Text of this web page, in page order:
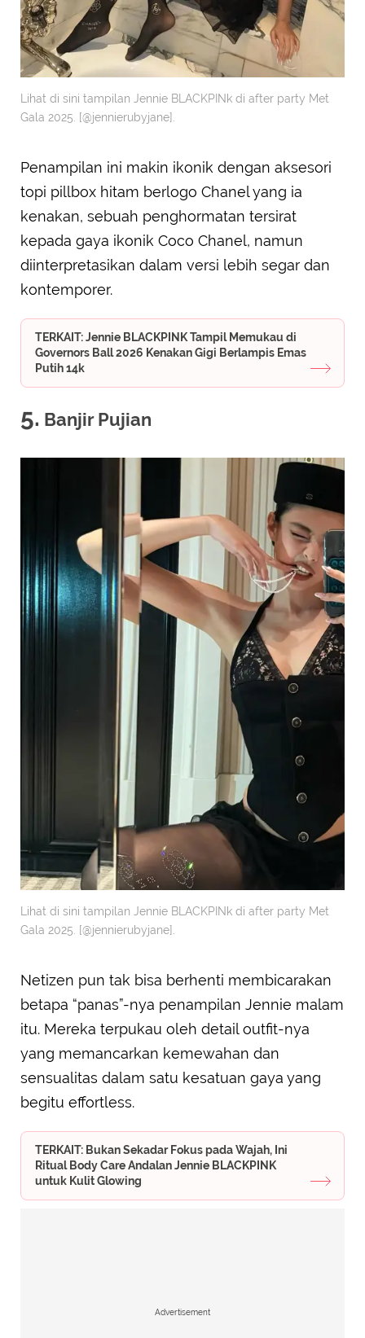
Lihat di sini tampilan Jennie BLACKPINk di after party Met
Gala 2025. [@jennierubyjane].
Penampilan ini makin ikonik dengan aksesori
topi pillbox hitam berlogo Chanel yang ia
kenakan, sebuah penghormatan tersirat
kepada gaya ikonik Coco Chanel, namun
diinterpretasikan dalam versi lebih segar dan
kontemporer.
TERKAIT: Jennie BLACKPINK Tampil Memukau di
Governors Ball 2026 Kenakan Gigi Berlampis Emas
Putih 14k
5. Banjir Pujian
Lihat di sini tampilan Jennie BLACKPINk di after party Met
Gala 2025. [@jennierubyjane].
Netizen pun tak bisa berhenti membicarakan
betapa “panas”-nya penampilan Jennie malam
itu. Mereka terpukau oleh detail outfit-nya
yang memancarkan kemewahan dan
sensualitas dalam satu kesatuan gaya yang
begitu effortless.
TERKAIT: Bukan Sekadar Fokus pada Wajah, Ini
Ritual Body Care Andalan Jennie BLACKPINK
untuk Kulit Glowing
Advertisement